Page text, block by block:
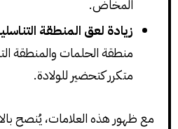
المخاض.
زيادة لعق المنطقة
منطقة الحلمات والمنطقة
متكرر كتحضير للولادة.
مع ظهور هذه العلامات، يُنصح